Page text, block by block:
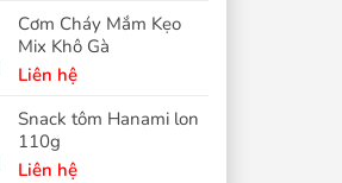
Cơm Cháy Mắm Kẹo
Mix Khô Gà
Liên hệ
Snack tôm Hanami lon
110g
Liên hệ